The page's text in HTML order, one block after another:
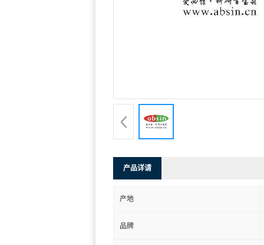
产品详请
产地
品牌